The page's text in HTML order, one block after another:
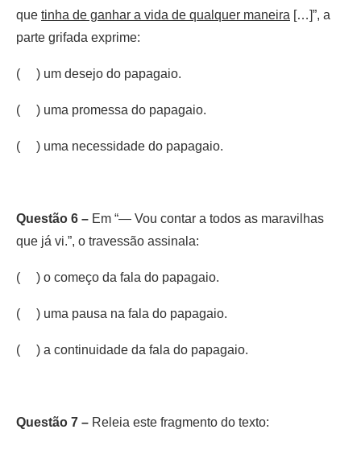
que tinha de ganhar a vida de qualquer maneira […]”, a
parte grifada exprime:
( ) um desejo do papagaio.
( ) uma promessa do papagaio.
( ) uma necessidade do papagaio.
Questão 6 – Em “— Vou contar a todos as maravilhas
que já vi.”, o travessão assinala:
( ) o começo da fala do papagaio.
( ) uma pausa na fala do papagaio.
( ) a continuidade da fala do papagaio.
Questão 7 – Releia este fragmento do texto: